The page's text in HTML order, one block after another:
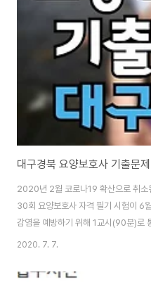
시고요.해당 복원 문제 및 정답은 쉬
보며 쉬리쌤의 해설을 들으셔도 되고
대구경북 요양보호사 기출문
2020년 2월 코로나19 확산으로 취소
30회 요양보호사 자격 필기 시험이 6
감염을 예방하기 위해 1교시(90분)로
북 30회 요양보호사 기출문제는 총 56
보려면 영상 아래 작성된 요양보호사
2020. 7. 7.